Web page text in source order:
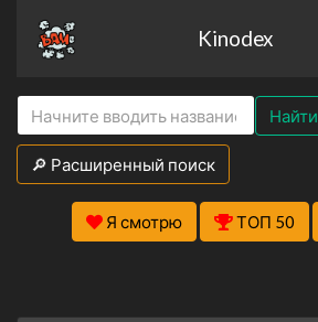
Kinodex
Найти
🔎 Расширенный поиск
Я смотрю ТОП 50